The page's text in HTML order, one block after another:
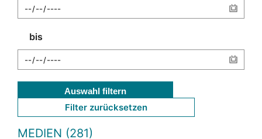
bis
Auswahl filtern
Filter zurücksetzen
MEDIEN (281)